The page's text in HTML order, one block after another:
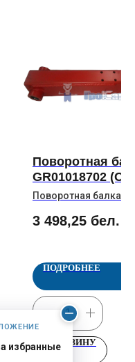
избранные
Поворотная
GR01018702
КК088702)
Поворотная балка
КК088702) 150*200 (в
комплекте идут
3 498,25 бел.
ПОДРОБНЕЕ
В КОРЗИНУ